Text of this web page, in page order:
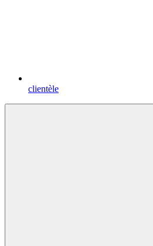
clientèle